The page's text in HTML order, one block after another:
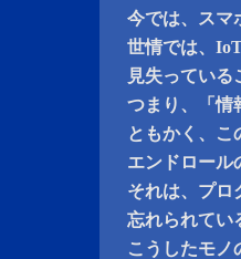
今では、スマ
世情では、
見失ってい
つまり、「情
ともかく、こ
エンドロール
それは、プロ
忘れられてい
こうしたモノ